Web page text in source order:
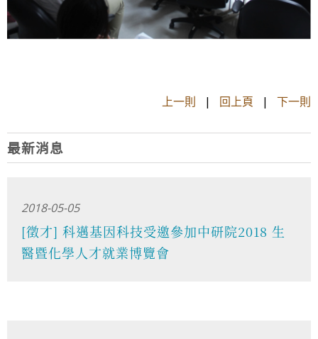
上一則 | 回上頁 | 下一則
最新消息
2018-05-05
[徵才] 科邁基因科技受邀參加中研院2018 生
醫暨化學人才就業博覽會